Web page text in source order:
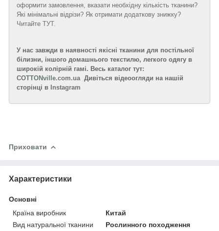
оформити замовлення, вказати необхідну кількість тканини?
Які мінімальні відрізи? Як отримати додаткову знижку?
Читайте ТУТ.
У нас завжди в наявності якісні тканини для постільної
білизни, іншого домашнього текстилю, легкого одягу в
широкій колірній гамі. Весь каталог тут:
COTTONville.com.ua Дивіться відеоогляди на нашій
сторінці в Instagram
Приховати
Характеристики
Основні
Країна виробник
Китай
Вид натуральної тканини
Рослинного походження